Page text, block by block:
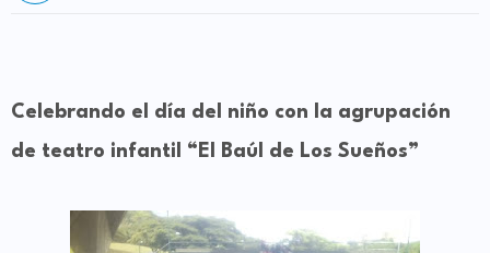
Celebrando el día del niño con la agrupación
de teatro infantil “El Baúl de Los Sueños”